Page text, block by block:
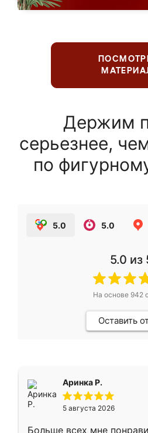
Держим
серьезнее,
по
5.0 5.0
5.0 из
На основе 942
Оставить
Аринка Р.
5 августа 2026
Больше всех мне